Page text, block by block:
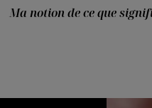
Ma notion de ce que